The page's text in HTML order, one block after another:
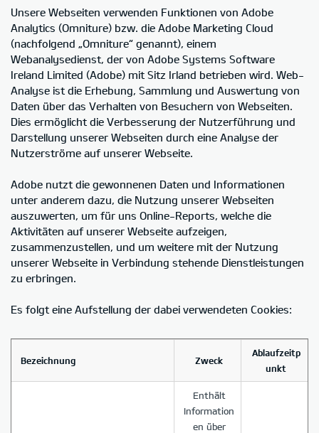
Unsere Webseiten verwenden Funktionen von Adobe
Analytics (Omniture) bzw. die Adobe Marketing Cloud
(nachfolgend „Omniture“ genannt), einem
Webanalysedienst, der von Adobe Systems Software
Ireland Limited (Adobe) mit Sitz Irland betrieben wird. Web-
Analyse ist die Erhebung, Sammlung und Auswertung von
Daten über das Verhalten von Besuchern von Webseiten.
Dies ermöglicht die Verbesserung der Nutzerführung und
Darstellung unserer Webseiten durch eine Analyse der
Nutzerströme auf unserer Webseite.
Adobe nutzt die gewonnenen Daten und Informationen
unter anderem dazu, die Nutzung unserer Webseiten
auszuwerten, um für uns Online-Reports, welche die
Aktivitäten auf unserer Webseite aufzeigen,
zusammenzustellen, und um weitere mit der Nutzung
unserer Webseite in Verbindung stehende Dienstleistungen
zu erbringen.
Es folgt eine Aufstellung der dabei verwendeten Cookies:
Bezeichnung Zweck
Ablaufzeitp
unkt
Enthält
Information
en über